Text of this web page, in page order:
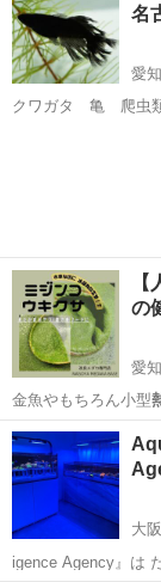
名
愛
クワガタ 亀 爬
の
愛
金魚やもちろん小型
観賞魚 ベタ シ…
愛知 名古屋市
大
igence Agency』は